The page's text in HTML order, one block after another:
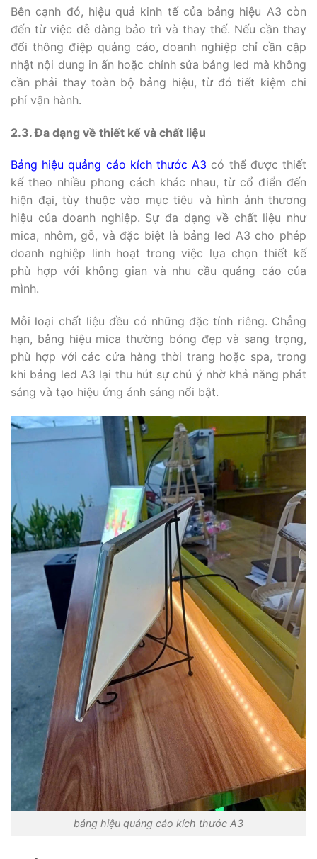
Bên cạnh đó, hiệu quả kinh tế của bảng hiệu A3 còn
đến từ việc dễ dàng bảo trì và thay thế. Nếu cần thay
đổi thông điệp quảng cáo, doanh nghiệp chỉ cần cập
nhật nội dung in ấn hoặc chỉnh sửa bảng led mà không
cần phải thay toàn bộ bảng hiệu, từ đó tiết kiệm chi
phí vận hành.
2.3. Đa dạng về thiết kế và chất liệu
Bảng hiệu quảng cáo kích thước A3 có thể được thiết
kế theo nhiều phong cách khác nhau, từ cổ điển đến
hiện đại, tùy thuộc vào mục tiêu và hình ảnh thương
hiệu của doanh nghiệp. Sự đa dạng về chất liệu như
mica, nhôm, gỗ, và đặc biệt là bảng led A3 cho phép
doanh nghiệp linh hoạt trong việc lựa chọn thiết kế
phù hợp với không gian và nhu cầu quảng cáo của
mình.
Mỗi loại chất liệu đều có những đặc tính riêng. Chẳng
hạn, bảng hiệu mica thường bóng đẹp và sang trọng,
phù hợp với các cửa hàng thời trang hoặc spa, trong
khi bảng led A3 lại thu hút sự chú ý nhờ khả năng phát
sáng và tạo hiệu ứng ánh sáng nổi bật.
bảng hiệu quảng cáo kích thước A3